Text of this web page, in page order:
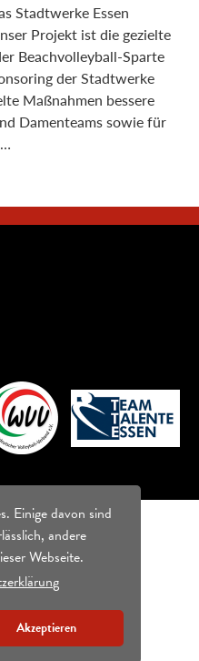
Einige davon sind
andere
Webseite.
Akzeptieren
Stadtwerke Essen
Projekt ist die gezielte
Beachvolleyball-Sparte
der Stadtwerke
Maßnahmen bessere
Damenteams sowie für